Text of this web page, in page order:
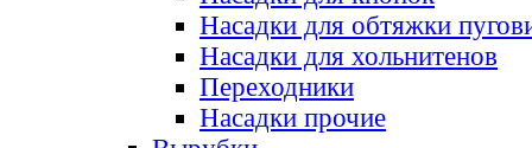
Насадки для обтяжки
Насадки для хольнитенов
Переходники
Насадки прочие